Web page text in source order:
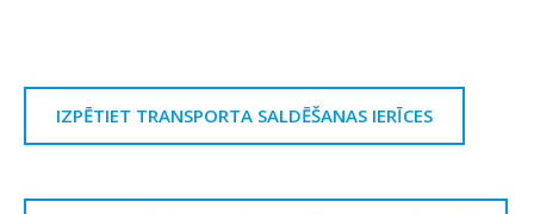
IZPĒTIET TRANSPORTA SALDĒŠANAS IERĪCES